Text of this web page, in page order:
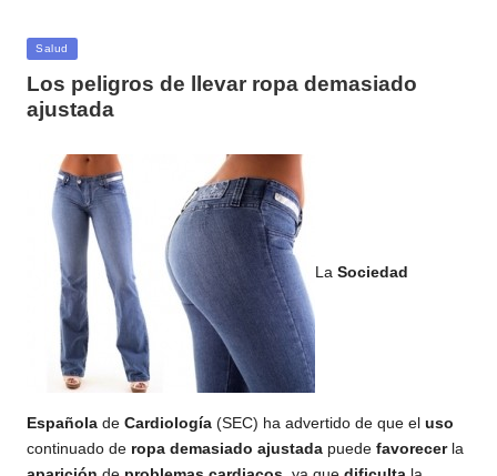
Publicada
Salud
Los peligros de llevar ropa demasiado
ajustada
La Sociedad
Española de Cardiología (SEC) ha advertido de que el uso
continuado de ropa demasiado ajustada puede favorecerla